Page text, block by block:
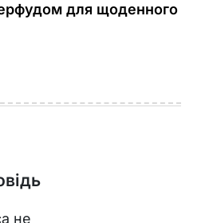
для щоденного
не